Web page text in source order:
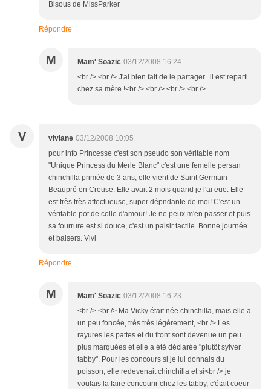
Bisous de MissParker
Répondre
M Mam' Soazic 03/12/2008 16:24
<br /> <br /> J'ai bien fait de le partager...il est reparti
chez sa mère !<br /> <br /> <br /> <br />
V viviane 03/12/2008 10:05
pour info Princesse c'est son pseudo son véritable nom
"Unique Princess du Merle Blanc" c'est une femelle persan
chinchilla primée de 3 ans, elle vient de Saint Germain
Beaupré en Creuse. Elle avait 2 mois quand je l'ai eue. Elle
est très très affectueuse, super dépndante de moi! C'est un
véritable pot de colle d'amour! Je ne peux m'en passer et puis
sa fourrure est si douce, c'est un paisir tactile. Bonne journée
et baisers. Vivi
Répondre
M Mam' Soazic 03/12/2008 16:23
<br /> <br /> Ma Vicky était née chinchilla, mais elle a
un peu foncée, très très légèrement,.<br /> Les
rayures les pattes et du front sont devenue un peu
plus marquées et elle a été déclarée "plutôt sylver
tabby". Pour les concours si je lui donnais du
poisson, elle redevenait chinchilla et si<br /> je
voulais la faire concourir chez les tabby, c'était coeur